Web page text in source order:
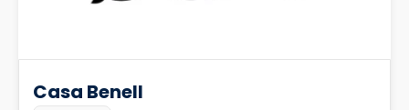
Casa Benell